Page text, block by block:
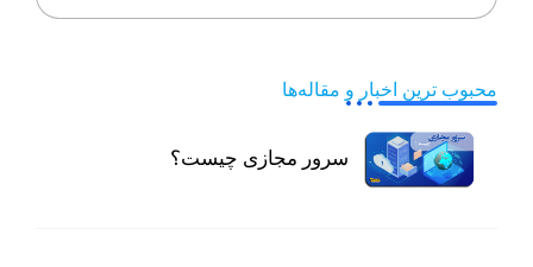
محبوب ترین اخبار و مقاله‌ها
سرور مجازی چیست؟